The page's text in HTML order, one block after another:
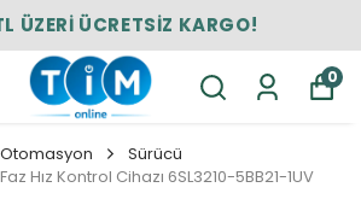
ÜZERİ ÜCRETSİZ KARGO!
0
Otomasyon
Sürücü
Hız Kontrol Cihazı 6SL3210-5BB21-1UV